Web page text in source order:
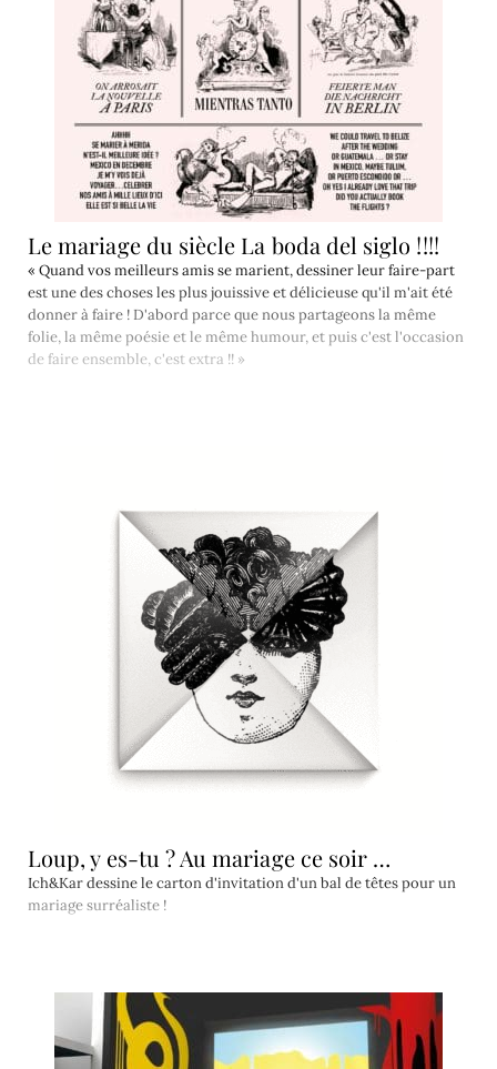
Le mariage du siècle La boda del siglo !!!!
« Quand vos meilleurs amis se marient, dessiner leur faire-part
est une des choses les plus jouissive et délicieuse qu'il m'ait été
donner à faire ! D'abord parce que nous partageons la même
folie, la même poésie et le même humour, et puis c'est l'occasion
de faire ensemble, c'est extra !! »
Loup, y es-tu ? Au mariage ce soir …
Ich&Kar dessine le carton d'invitation d'un bal de têtes pour un
mariage surréaliste !